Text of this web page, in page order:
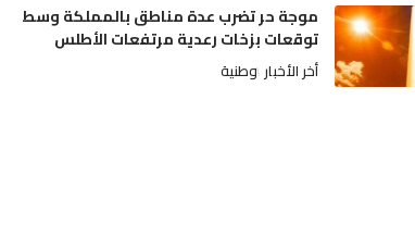
موجة حر تضرب عدة مناطق بالمملكة وسط
توقعات بزخات رعدية مرتفعات الأطلس
أخر الأخبار وطنية